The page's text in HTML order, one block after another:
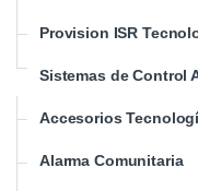
Provision ISR
Sistemas de Control
Accesorios
Alarma Comunitaria